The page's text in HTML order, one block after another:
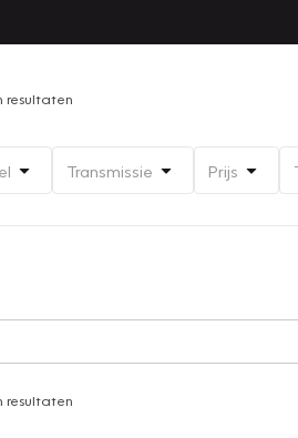
resultaten
Transmissie Prijs
resultaten